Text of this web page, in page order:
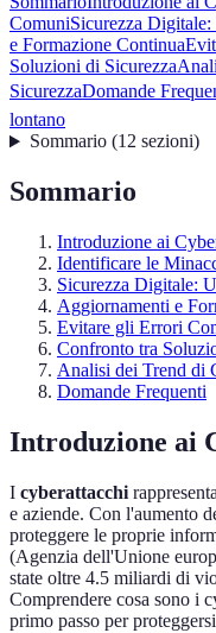
ComuniSicurezza
e Formazione Continua
Soluzioni di Sicurezza
SicurezzaDomande
lontano
Sommario(12 sezioni)
Sommario
Introduzione ai
Identificare le
Sicurezza Digitale:
Aggiornamenti e
Evitare gli Errori
Confronto tra
Analisi dei Trend di
Domande Frequenti
Introduzione ai
I cyberattacchi
e aziende. Con l'aumento
proteggere le proprie
(Agenzia dell'Unione
state oltre 4.5 miliardi di
Comprendere cosa sono i
primo passo per